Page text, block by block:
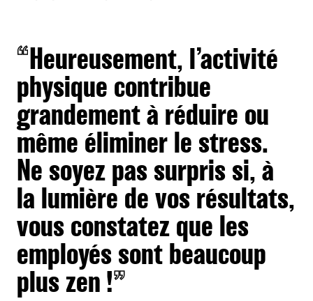
“ Heureusement, l’activité
physique contribue
grandement à réduire ou
même éliminer le stress.
Ne soyez pas surpris si, à
la lumière de vos résultats,
vous constatez que les
employés sont beaucoup
plus zen !”